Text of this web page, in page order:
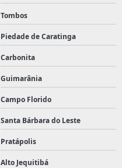
Tombos
Piedade de Caratinga
Carbonita
Guimarânia
Campo Florido
Santa Bárbara do Leste
Pratápolis
Alto Jequitibá